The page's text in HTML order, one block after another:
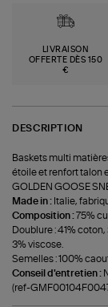
LIVRAISON
OFFERTE DÈS 150
€
DESCRIPTION
Baskets multi
étoile et renfort talon
GOLDEN GOOSE
Made in : Italie,
Composition :75%
Doublure : 41%
3% viscose.
Semelles : 100%
Conseil d'entretien :
(ref-